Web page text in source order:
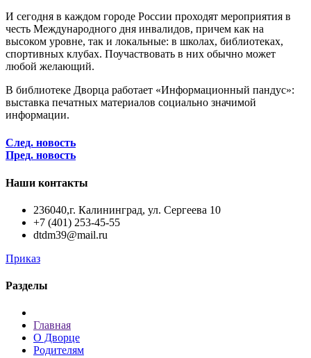
И сегодня в каждом городе России проходят мероприятия в
честь Международного дня инвалидов, причем как на
высоком уровне, так и локальные: в школах, библиотеках,
спортивных клубах. Поучаствовать в них обычно может
любой желающий.
В библиотеке Дворца работает «Информационный пандус»:
выставка печатных материалов социально значимой
информации.
След. новость
Пред. новость
Наши контакты
236040,г. Калининград, ул. Сергеева 10
+7 (401) 253-45-55
dtdm39@mail.ru
Приказ
Разделы
Главная
О Дворце
Родителям